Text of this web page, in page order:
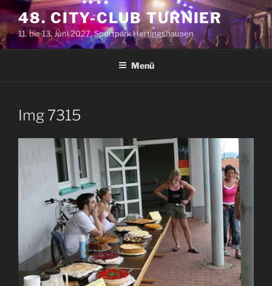
Zum
Inhalt
springen
48. CITY-CLUB TURNIER
11. bis 13. Juni 2027, Sportpark Hertingshausen
Menü
Img 7315